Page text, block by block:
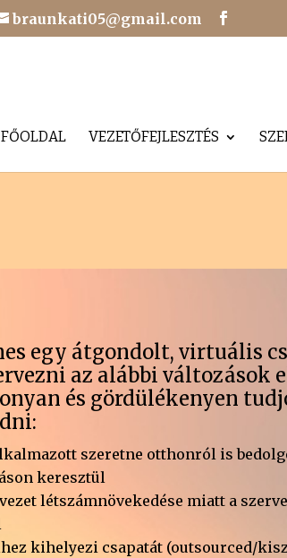
braunkati05@gmail.com
FŐOLDAL VEZETŐFEJLESZTÉS
egy átgondolt, virtuális
az alábbi változások
és gördülékenyen
szeretne otthonról is
keresztül
létszámnövekedése miatt a
kihelyezi csapatát (outsourced/